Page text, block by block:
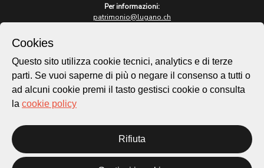
Per informazioni:
patrimonio@lugano.ch
lugano.ch
Cookie policy
Privacy Policy
Homepage
Temi
Cookies
Questo sito utilizza cookie tecnici, analytics e di terze
parti. Se vuoi saperne di più o negare il consenso a tutti o
ad alcuni cookie premi il tasto gestisci cookie o consulta
la cookie policy
Rifiuta